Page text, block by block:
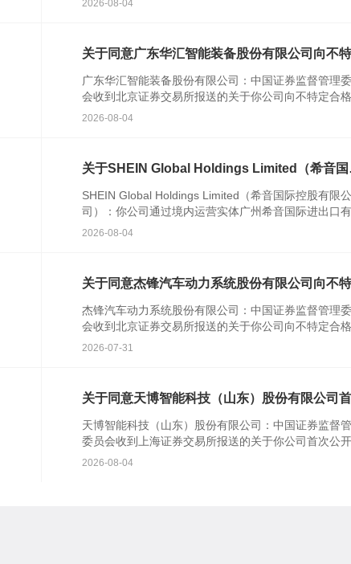
2026-08-04
关于同意广东华汇智能装备股份有限公司向不
广东华汇智能装备股份有限公司：中国证券监督管理
会收到北京证券交易所报送的关于你公司向不特定合格
资者公开发行股票并在北京证券交易所上市的审核意见
2026-08-04
关于SHEIN Global Holdings Limited（希音国
SHEIN Global Holdings Limited（希音国际控股有限公
司）：你公司通过境内运营实体广州希音国际进出口有
公司提交的境外发行上市备案材料收...
2026-08-04
关于同意杰锋汽车动力系统股份有限公司向不
杰锋汽车动力系统股份有限公司：中国证券监督管理
会收到北京证券交易所报送的关于你公司向不特定合格
资者公开发行股票并在北京证券交易所上市的审核意见
2026-07-31
关于同意天博智能科技（山东）股份有限公司
天博智能科技（山东）股份有限公司：中国证券监督
委员会收到上海证券交易所报送的关于你公司首次公开
行股票并在主板上市的审核意见及你公司注册申请文件
2026-08-04